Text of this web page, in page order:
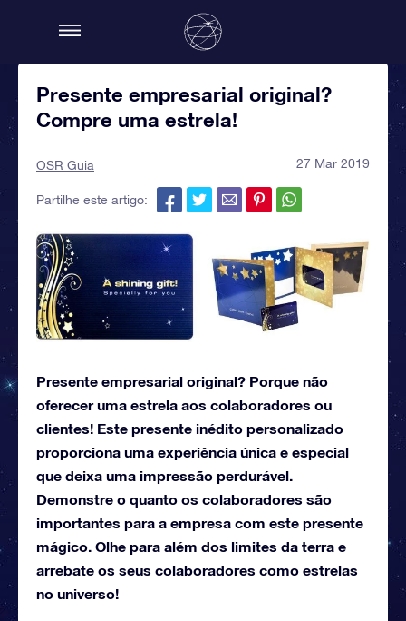
Presente empresarial original?
Compre uma estrela!
OSR Guia 27 Mar 2019
Partilhe este artigo:
Presente empresarial original? Porque não
oferecer uma estrela aos colaboradores ou
clientes! Este presente inédito personalizado
proporciona uma experiência única e especial
que deixa uma impressão perdurável.
Demonstre o quanto os colaboradores são
importantes para a empresa com este presente
mágico. Olhe para além dos limites da terra e
arrebate os seus colaboradores como estrelas
no universo!